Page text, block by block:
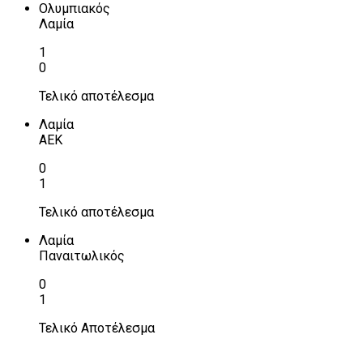
Ολυμπιακός
Λαμία
1
0
Τελικό αποτέλεσμα
Λαμία
ΑΕΚ
0
1
Τελικό αποτέλεσμα
Λαμία
Παναιτωλικός
0
1
Τελικό Αποτέλεσμα